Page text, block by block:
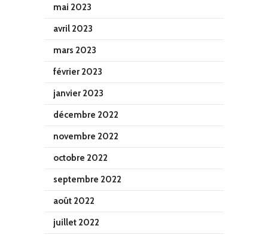
mai 2023
avril 2023
mars 2023
février 2023
janvier 2023
décembre 2022
novembre 2022
octobre 2022
septembre 2022
août 2022
juillet 2022